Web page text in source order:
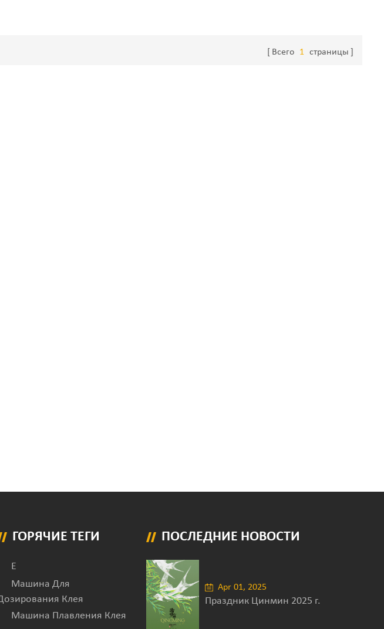
Всего 1 страницы
ГОРЯЧИЕ ТЕГИ
E
Машина Для
Клея
Машина Плавления Клея
ПОСЛЕДНИЕ НОВОСТИ
Apr 01, 2025
Праздник Цинмин 2025 г.